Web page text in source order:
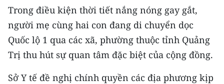
THỜI NAY
NHÂN DÂN CUỐI TUẦN
Trong điều kiện thời tiết nắng nóng gay gắt,
người mẹ cùng hai con đang di chuyển dọc
Quốc lộ 1 qua các xã, phường thuộc tỉnh Quảng
Trị thu hút sự quan tâm đặc biệt của cộng đồng.
Sở Y tế đề nghị chính quyền các địa phương kịp